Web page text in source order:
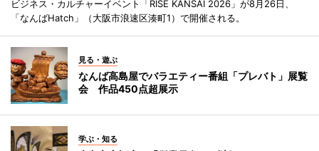
ビジネス・カルチャーイベント「RISE KANSAI 2026」が8月26日、
「なんばHatch」（大阪市浪速区湊町1）で開催される。
見る・遊ぶ
なんば高島屋でバラエティー番組「プレバト」展覧
会 作品450点超展示
学ぶ・知る